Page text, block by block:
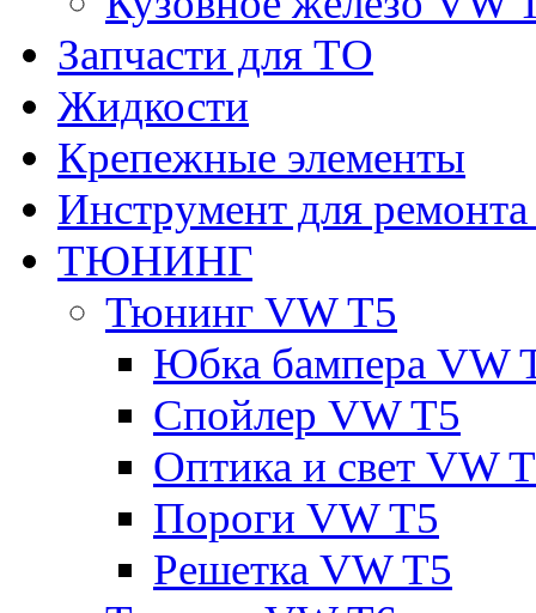
Запчасти для ТО
Жидкости
Крепежные элементы
Инструмент для
ТЮНИНГ
Тюнинг VW T5
Юбка бампера VW
Спойлер VW T5
Оптика и свет VW
Пороги VW T5
Решетка VW T5